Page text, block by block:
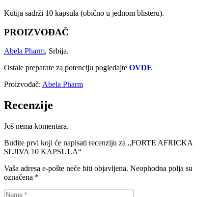
Kutija sadrži 10 kapsula (obično u jednom blisteru).
PROIZVOĐAČ
Abela Pharm, Srbija.
Ostale preparate za potenciju pogledajte OVDE
Proizvođač: Abela Pharm
Recenzije
Još nema komentara.
Budite prvi koji će napisati recenziju za „FORTE AFRICKA
SLJIVA 10 KAPSULA“
Vaša adresa e-pošte neće biti objavljena. Neophodna polja su
označena *